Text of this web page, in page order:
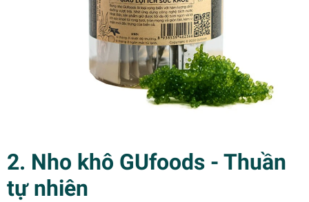
2. Nho khô GUfoods - Thuần
tự nhiên